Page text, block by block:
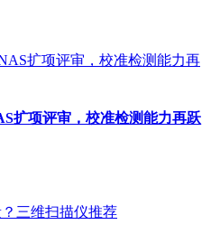
扩项评审，校准检测能力再跃